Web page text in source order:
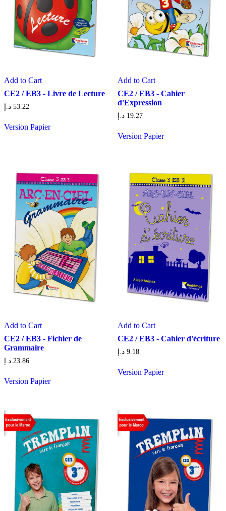
Add to Cart
CE2 / EB3 - Livre de Lecture
53.22 د.إ
Version Papier
Add to Cart
CE2 / EB3 - Cahier
d'Expression
19.27 د.إ
Version Papier
Add to Cart
CE2 / EB3 - Fichier de
Grammaire
23.86 د.إ
Version Papier
Add to Cart
CE2 / EB3 - Cahier d'écriture
9.18 د.إ
Version Papier